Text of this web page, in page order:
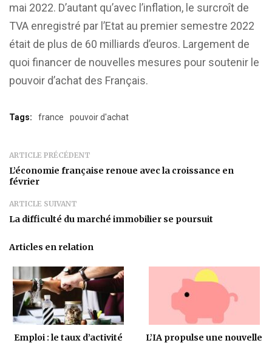
mai 2022. D’autant qu’avec l’inflation, le surcroît de
TVA enregistré par l’Etat au premier semestre 2022
était de plus de 60 milliards d’euros. Largement de
quoi financer de nouvelles mesures pour soutenir le
pouvoir d’achat des Français.
Tags: france pouvoir d'achat
ARTICLE PRÉCÉDENT
L’économie française renoue avec la croissance en
février
ARTICLE SUIVANT
La difficulté du marché immobilier se poursuit
Articles en relation
Emploi : le taux d’activité L’IA propulse une nouvelle